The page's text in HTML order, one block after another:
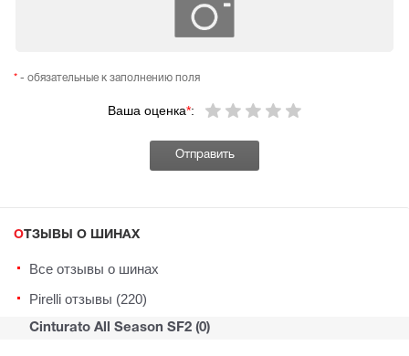
Ваша оценка*:
* - обязательные к заполнению поля
ОТЗЫВЫ О ШИНАХ
Все отзывы о шинах
Pirelli отзывы (220)
Cinturato All Season SF2 (0)